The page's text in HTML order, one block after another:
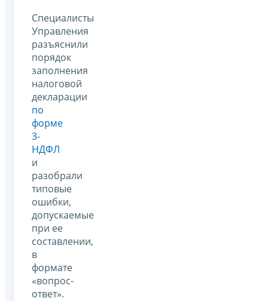
Специалисты
Управления
разъяснили
порядок
заполнения
налоговой
декларации
по
форме
3-
НДФЛ
и
разобрали
типовые
ошибки,
допускаемые
при ее
составлении,
в
формате
«вопрос-
ответ».